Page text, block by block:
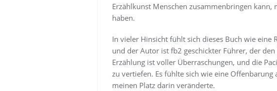
Erzählkunst Menschen zusammenbringen
haben.
In vieler Hinsicht fühlt sich dieses Buch wie eine
und der Autor ist fb2 geschickter Führer, der
Erzählung ist voller Überraschungen, und die
zu vertiefen. Es fühlte sich wie eine
meinen Platz darin veränderte.